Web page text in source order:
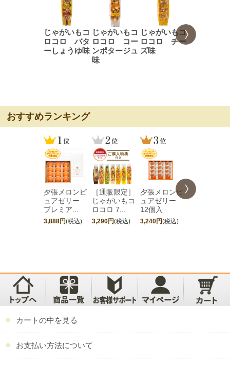
じゃがいもコ
ロコロ バタ
ーしょうゆ味
じゃがいもコ
ロコロ コー
ンポタージュ
味
じゃがいもコ
ロコロ チー
ズ味
じゃがいも
ロコロ ス
おすすめランキング
夕張メロンピ
ュアゼリー
プレミア...
3,888円(税込)
［通販限定］
じゃがいもコ
ロコロ 7...
3,290円(税込)
夕張メロンピ
ュアゼリー
12個入
3,240円(税込)
［期間限定
夕張メロン
カートの中を見る
お支払い方法について